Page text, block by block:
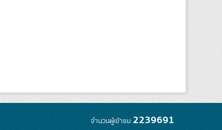
จำนวนผู้เข้าชม 2239691